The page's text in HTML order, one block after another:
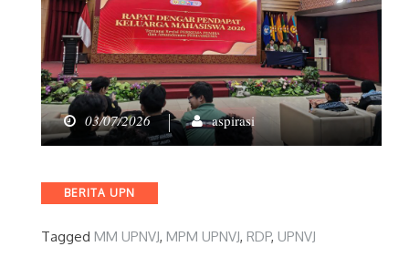
03/07/2026 aspirasi
Categories
BERITA UPN
Tagged MM UPNVJ, MPM UPNVJ, RDP, UPNVJ